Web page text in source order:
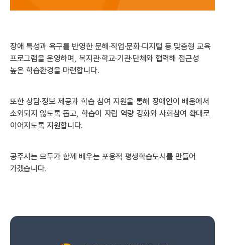
장애 특성과 욕구를 반영한 문해·직업·문화·디지털 등 맞춤형 교육
프로그램을 운영하며, 복지관·학교·기관·단체와 협력해 접근성
높은 학습환경을 마련합니다.
또한 상담·정보 제공과 학습 참여 지원을 통해 장애인이 배움에서
소외되지 않도록 돕고, 학습이 자립 역량 강화와 사회참여 확대로
이어지도록 지원합니다.
공주시는 모두가 함께 배우는 포용적 평생학습도시를 만들어
가겠습니다.